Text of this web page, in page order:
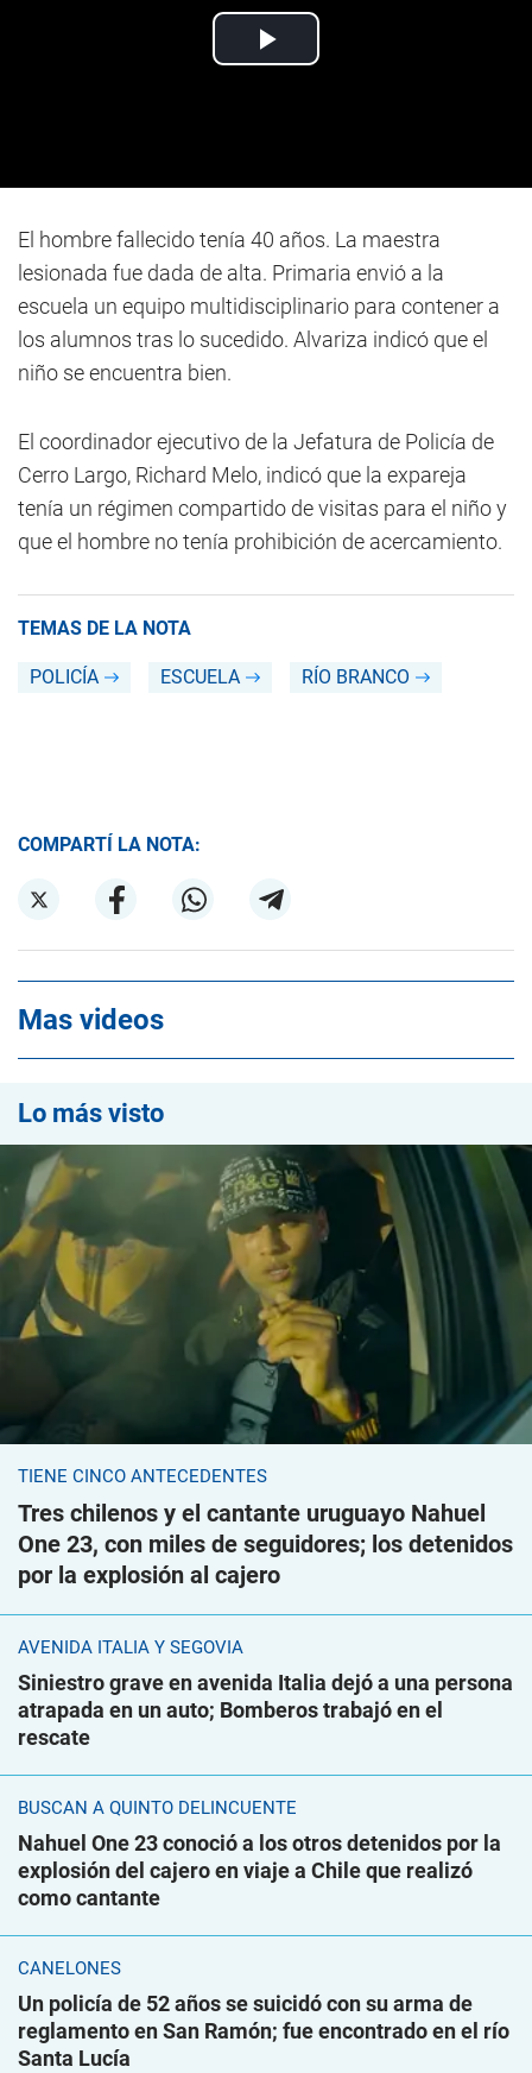
El hombre fallecido tenía 40 años. La maestra
lesionada fue dada de alta. Primaria envió a la
escuela un equipo multidisciplinario para contener a
los alumnos tras lo sucedido. Alvariza indicó que el
niño se encuentra bien.
El coordinador ejecutivo de la Jefatura de Policía de
Cerro Largo, Richard Melo, indicó que la expareja
tenía un régimen compartido de visitas para el niño y
que el hombre no tenía prohibición de acercamiento.
TEMAS DE LA NOTA
POLICÍA ESCUELA RÍO BRANCO
COMPARTÍ LA NOTA:
Mas videos
Lo más visto
TIENE CINCO ANTECEDENTES
Tres chilenos y el cantante uruguayo Nahuel
One 23, con miles de seguidores; los detenidos
por la explosión al cajero
AVENIDA ITALIA Y SEGOVIA
Siniestro grave en avenida Italia dejó a una persona
atrapada en un auto; Bomberos trabajó en el
rescate
BUSCAN A QUINTO DELINCUENTE
Nahuel One 23 conoció a los otros detenidos por la
explosión del cajero en viaje a Chile que realizó
como cantante
CANELONES
Un policía de 52 años se suicidó con su arma de
reglamento en San Ramón; fue encontrado en el río
Santa Lucía